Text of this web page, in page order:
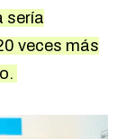
sería
veces más